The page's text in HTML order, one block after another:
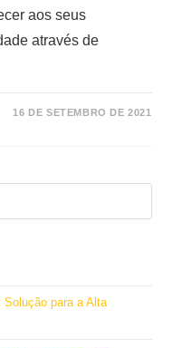
aos seus
através de
16 DE SETEMBRO DE 2021
para a Alta